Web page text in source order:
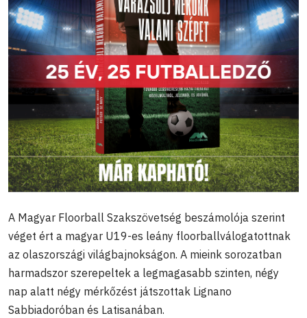
A Magyar Floorball Szakszövetség beszámolója szerint
véget ért a magyar U19-es leány floorballválogatottnak
az olaszországi világbajnokságon. A mieink sorozatban
harmadszor szerepeltek a legmagasabb szinten, négy
nap alatt négy mérkőzést játszottak Lignano
Sabbiadoróban és Latisanában.